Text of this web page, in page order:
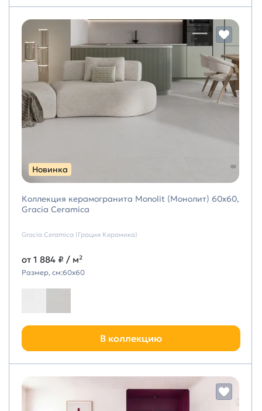
Новинка
Коллекция керамогранита Monolit (Монолит) 60х60,
Gracia Ceramica
Gracia Ceramica (Грация Керамика)
от 1 884 ₽ / м²
Размер, см:60х60
В коллекцию